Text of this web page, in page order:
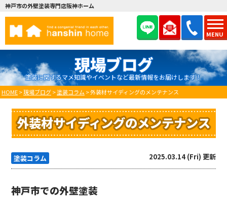
MENU
神戸市の外壁塗装専門店阪神ホーム
現場ブログ
塗装に関するマメ知識やイベントなど最新情報をお届けします！
HOME>現場ブログ>塗装コラム >外装材サイディングのメンテナンス
外装材サイディングのメンテナンス
塗装コラム 2025.03.14 (Fri) 更新
神戸市での外壁塗装